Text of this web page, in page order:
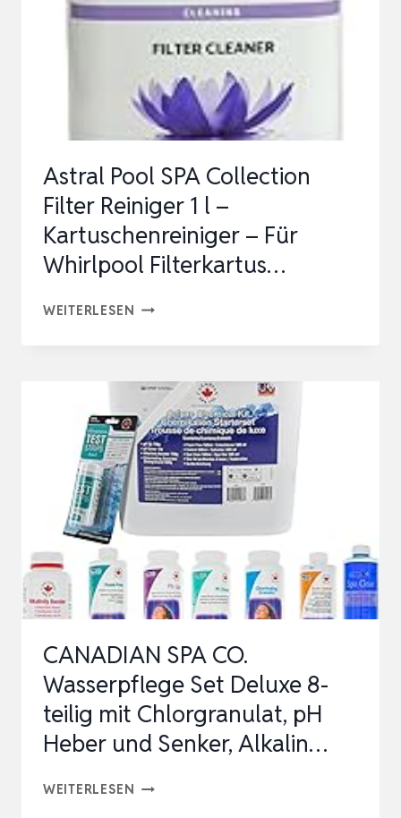
FILTER
BEHÄLTER
EINSETZBAR
I…
Astral Pool SPA Collection
Filter Reiniger 1 l –
Kartuschenreiniger – Für
Whirlpool Filterkartus…
WEITERLESEN ASTRAL
COLLECTION
FILTER
REINIGER
1
L
KARTUSCHENREINIGER
FÜR
FILTERKARTUS…
CANADIAN SPA CO.
Wasserpflege Set Deluxe 8-
teilig mit Chlorgranulat, pH
Heber und Senker, Alkalin…
WEITERLESEN CANADIAN